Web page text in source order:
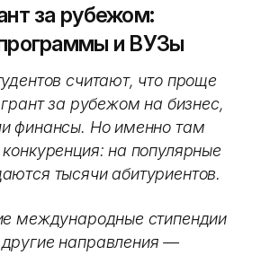
за рубежом:
и ВУЗы
считают, что проще
за рубежом на бизнес,
финансы. Но именно там
на популярные
тысячи абитуриентов.
международные стипендии
направления —